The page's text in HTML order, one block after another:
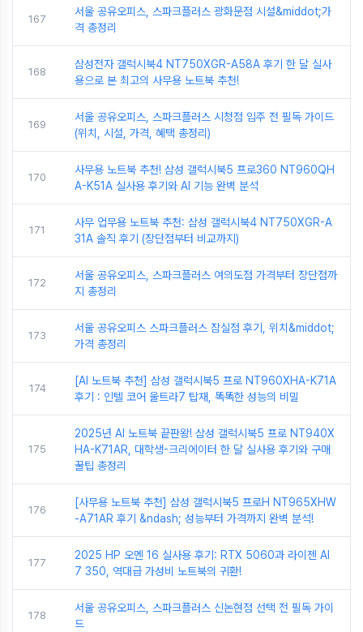
167
서울 공유오피스, 스파크플러스 광화문점 시설&middot;가
격 총정리
168
삼성전자 갤럭시북4 NT750XGR-A58A 후기 한 달 실사
용으로 본 최고의 사무용 노트북 추천!
169
서울 공유오피스, 스파크플러스 시청점 입주 전 필독 가이드
(위치, 시설, 가격, 혜택 총정리)
170
사무용 노트북 추천! 삼성 갤럭시북5 프로360 NT960QH
A-K51A 실사용 후기와 AI 기능 완벽 분석
171
사무 업무용 노트북 추천: 삼성 갤럭시북4 NT750XGR-A
31A 솔직 후기 (장단점부터 비교까지)
172
서울 공유오피스, 스파크플러스 여의도점 가격부터 장단점까
지 총정리
173
서울 공유오피스 스파크플러스 잠실점 후기, 위치&middot;
가격 총정리
174
[AI 노트북 추천] 삼성 갤럭시북5 프로 NT960XHA-K71A
후기 : 인텔 코어 울트라7 탑재, 똑똑한 성능의 비밀
175
2025년 AI 노트북 끝판왕! 삼성 갤럭시북5 프로 NT940X
HA-K71AR, 대학생-크리에이터 한 달 실사용 후기와 구매
꿀팁 총정리
176
[사무용 노트북 추천] 삼성 갤럭시북5 프로H NT965XHW
-A71AR 후기 &ndash; 성능부터 가격까지 완벽 분석!
177
2025 HP 오멘 16 실사용 후기: RTX 5060과 라이젠 AI
7 350, 역대급 가성비 노트북의 귀환!
178
서울 공유오피스, 스파크플러스 신논현점 선택 전 필독 가이
드